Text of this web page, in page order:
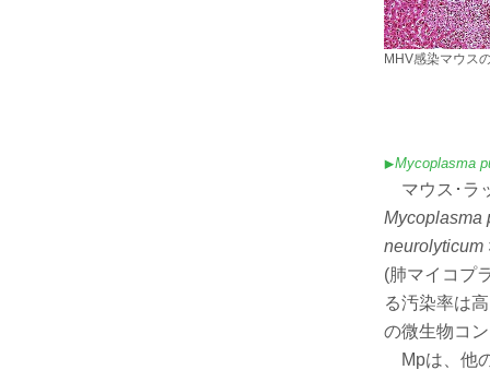
MHV感染マウス
Mycoplasma
マウス･ラ
Mycoplasma
neurolyticum
(肺マイコプ
る汚染率は
の微生物コ
Mpは、他